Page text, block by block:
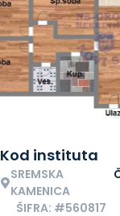
Kod instituta
SREMSKA
KAMENICA
ŠIFRA: #560817